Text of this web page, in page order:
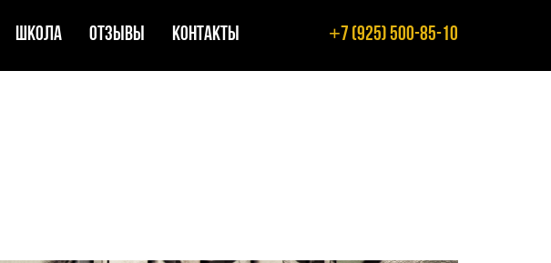
Школа Отзывы Контакты +7 (925) 500-85-10